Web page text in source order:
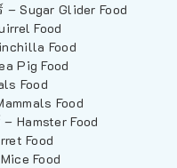
– Sugar Glider Food
Food
Food
Pig Food
Food
Food
Hamster Food
Food
Food